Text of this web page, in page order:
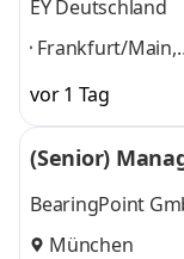
EY Deutschland
Frankfurt/Main,
Hannover, Berlin,
Dortmund,
Essen,
Freiburg,
Mannheim,
vor 1 Tag
(Senior)
BearingPoint
München